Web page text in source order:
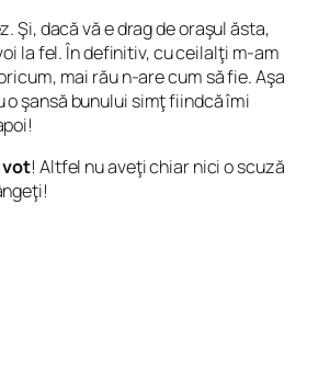
Şi, dacă vă e drag de oraşul ăsta,
la fel. În definitiv, cu ceilalţi m-am
mai rău n-are cum să fie. Aşa
o şansă bunului simţ fiindcă îmi
vot! Altfel nu aveţi chiar nici o scuză